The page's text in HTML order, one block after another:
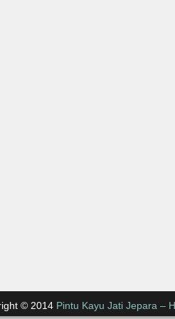
© 2014 Pintu Kayu Jati Jepara –